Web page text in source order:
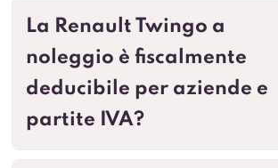
La Renault Twingo a
noleggio è fiscalmente
deducibile per aziende e
partite IVA?